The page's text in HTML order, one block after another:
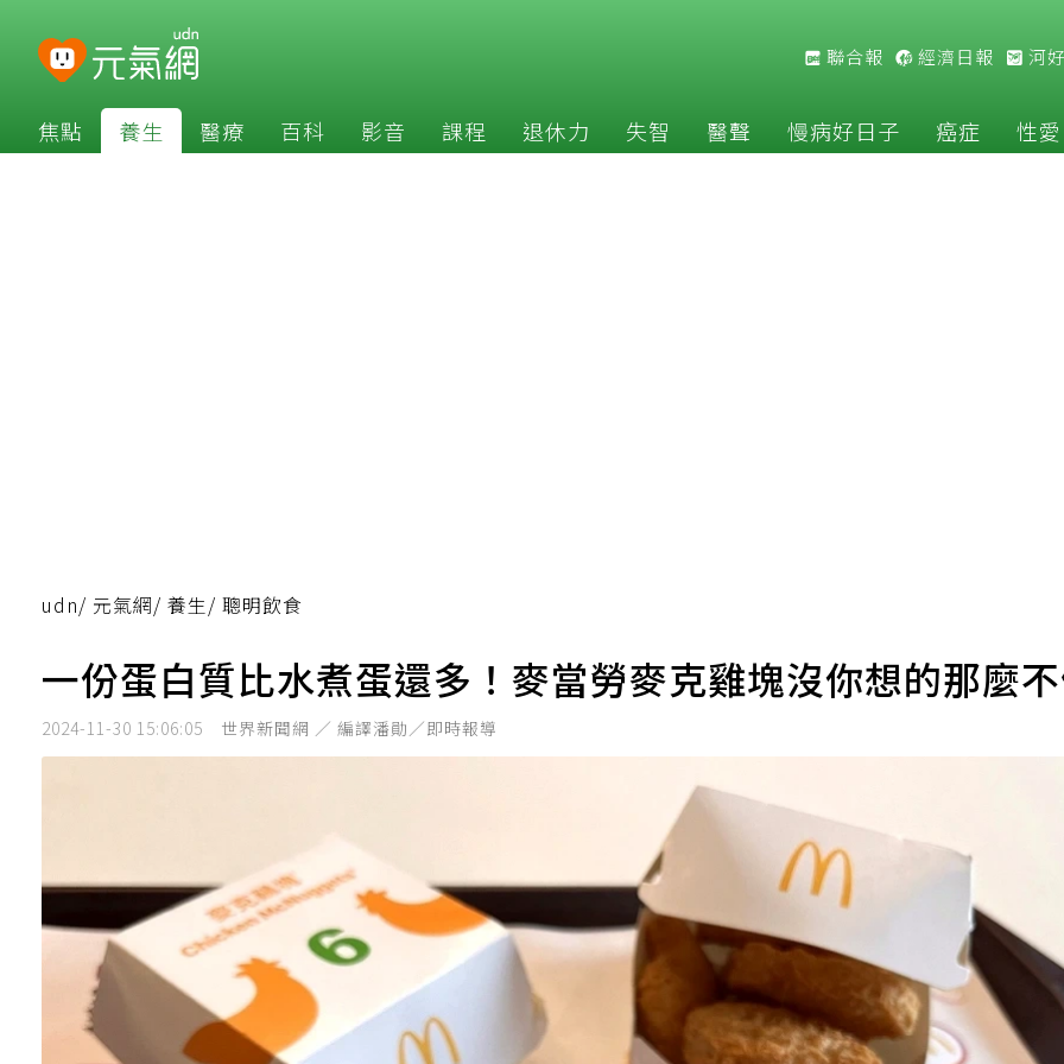
聯合報 經濟日報 河
焦點 養生 醫療 百科 影音 課程 退休力 失智 醫聲 慢病好日子 癌症 性愛
udn/ 元氣網/ 養生/ 聰明飲食
一份蛋白質比水煮蛋還多！麥當勞麥克雞塊沒你想的那麼
2024-11-30 15:06:05 世界新聞網 ／ 編譯潘勛／即時報導